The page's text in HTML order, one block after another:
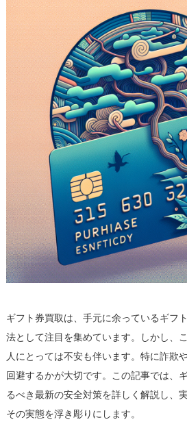
き
最
新
の
安
全
対
策
体
—
驚
き
の
実
態
ら
学
ぶ
ギフト券買取は、手元に余っているギフ
法として注目を集めています。しかし、
人にとっては不安も伴います。特に詐欺
回避するかが大切です。この記事では、
るべき最新の安全対策を詳しく解説し、
その実態を浮き彫りにします。